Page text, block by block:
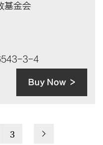
基金会
3-4
Buy Now
3